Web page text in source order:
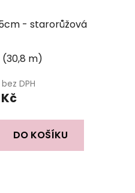
- starorůžová
(30,8 m)
DPH
DO KOŠÍKU